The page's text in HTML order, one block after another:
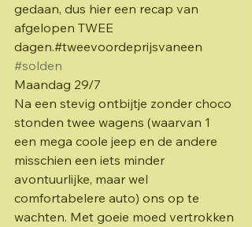
gedaan, dus hier een recap van
afgelopen TWEE
dagen.#tweevoordeprijsvaneen
#solden
Maandag 29/7
Na een stevig ontbijtje zonder choco
stonden twee wagens (waarvan 1
een mega coole jeep en de andere
misschien een iets minder
avontuurlijke, maar wel
comfortabelere auto) ons op te
wachten. Met goeie moed vertrokken